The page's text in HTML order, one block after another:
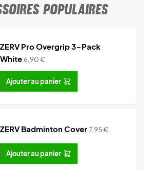
POPULAIRES
ZERV Pro Overgrip 3-Pack
White6,90€
Ajouter au panier
ZERV Badminton Cover7,95€
Ajouter au panier